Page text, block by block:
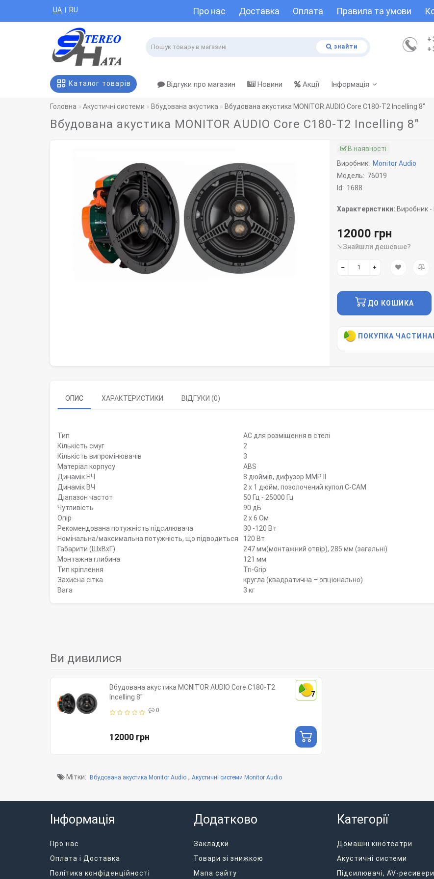
Про нас Доставка Оплата Правила та умови
UA | RU
знайти
Каталог товарів Відгуки про магазин Новини Акції Інформація
Головна Акустичні системи Вбудована акустика Вбудована акустика MONITOR AUDIO Core C180-T2 Incelling 8"
Вбудована акустика MONITOR AUDIO Core C180-T2 Incelling 8"
В наявності
Виробник: Monitor Audio
Модель: 76019
Id: 1688
Характеристики: Виробник -
12000 грн
⇲Знайшли дешевше?
ДО КОШИКА
ПОКУПКА
ОПИС ХАРАКТЕРИСТИКИ ВІДГУКИ (0)
Тип
АС для розміщення в стелі
Кількість смуг
2
Кількість випромінювачів
3
Матеріал корпусу
ABS
Динамік НЧ
8 дюймів, дифузор MMP II
Динамік ВЧ
2 х 1 дюйм, позолочений купол C-CAM
Діапазон частот
50 Гц - 25000 Гц
Чутливість
90 дБ
Опір
2 х 6 Ом
Рекомендована потужність підсилювача
30 -120 Вт
Номінальна/максимальна потужність, що підводиться
120 Вт
Габарити (ШхВхГ)
247 мм(монтажний отвір), 285 мм (загальні)
Монтажна глибина
121 мм
Тип кріплення
Tri-Grip
Захисна сітка
кругла (квадратична – опціонально)
Вага
3 кг
Ви дивилися
7
Вбудована акустика MONITOR AUDIO Core C180-T2
Incelling 8"
0
12000 грн
Мітки: Вбудована акустика Monitor Audio , Акустичні системи Monitor Audio
Інформація
Про нас
Оплата і Доставка
Політика конфіденційності
Додатково
Закладки
Товари зі знижкою
Мапа сайту
Категорії
Домашні кінотеатри
Акустичні системи
Підсилювачі, AV-ресивери